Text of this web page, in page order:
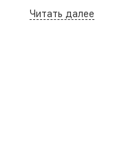
Читать далее